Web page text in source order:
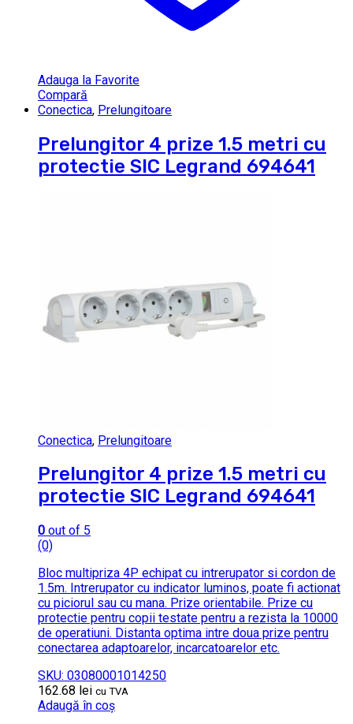
Adauga la Favorite
Compară
Conectica, Prelungitoare
Prelungitor 4 prize 1.5 metri cu
protectie SIC Legrand 694641
Conectica, Prelungitoare
Prelungitor 4 prize 1.5 metri cu
protectie SIC Legrand 694641
0 out of 5
(0)
Bloc multipriza 4P echipat cu intrerupator si cordon de
1.5m. Intrerupator cu indicator luminos, poate fi actionat
cu piciorul sau cu mana. Prize orientabile. Prize cu
protectie pentru copii testate pentru a rezista la 10000
de operatiuni. Distanta optima intre doua prize pentru
conectarea adaptoarelor, incarcatoarelor etc.
SKU: 03080001014250
162.68 lei cu TVA
Adaugă în coș